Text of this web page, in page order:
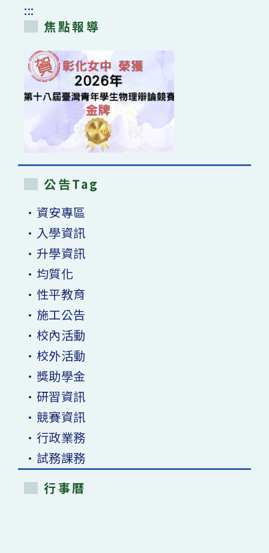
:::
焦點報導
公告Tag
•資安專區
•入學資訊
•升學資訊
•均質化
•性平教育
•施工公告
•校內活動
•校外活動
•獎助學金
•研習資訊
•競賽資訊
•行政業務
•試務課務
行事曆